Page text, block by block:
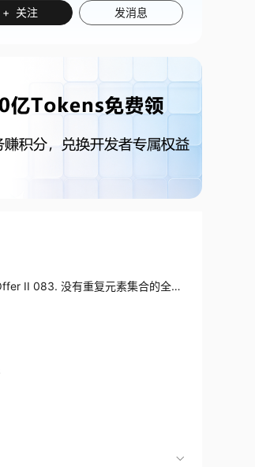
+ 关注 发消息
II 083. 没有重复元素集合的全排
全排列：